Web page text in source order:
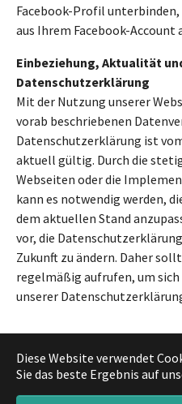
Diese Website verwendet
Sie das beste Ergebnis auf
Facebook-Profil
aus Ihrem Facebook-Account
Einbeziehung, Aktualität
Datenschutzerklärung
Mit der Nutzung unserer
vorab beschriebenen
Datenschutzerklärung ist
aktuell gültig. Durch die
Webseiten oder die
kann es notwendig werden,
dem aktuellen Stand
vor, die
Zukunft zu ändern. Daher
regelmäßig aufrufen, um
unserer